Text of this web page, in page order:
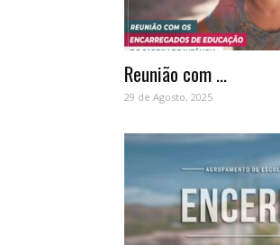
Reunião com ...
29 de Agosto, 2025